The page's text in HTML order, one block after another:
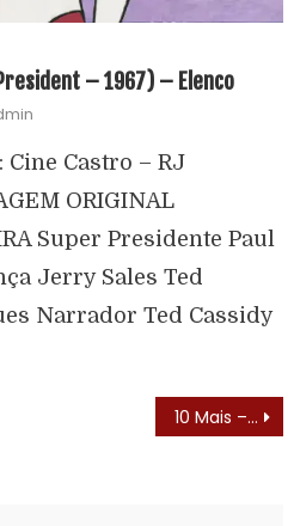
– 1967) – Elenco
Castro – RJ
ORIGINAL
Super Presidente Paul
Jerry Sales Ted
Narrador Ted Cassidy
10 Mais – Emílias do Sítio do Picapau Amarelo.